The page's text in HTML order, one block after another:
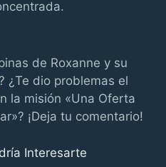
de Roxanne y su
¿Te dio problemas el
la misión «Una Oferta
¡Deja tu comentario!
Interesarte